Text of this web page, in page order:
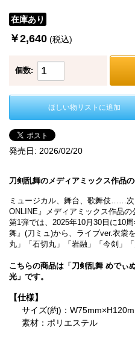
在庫あり
￥2,640 (税込)
個数:
ほしい物リストに追加
発売日: 2026/02/20
刀剣乱舞のメディアミックス作品
ミュージカル、舞台、歌舞伎……
ONLINE』メディアミックス作品の
第1弾では、2025年10月30日に10
舞』(刀ミュ)から、ライブver.衣裳
丸」「石切丸」「岩融」「今剣」
こちらの商品は「刀剣乱舞 めでぃ
光」です。
【仕様】
サイズ(約)：
素材：ポリエステル